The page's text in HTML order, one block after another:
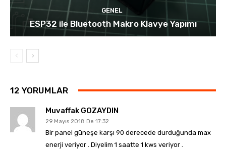
GENEL
ESP32 ile Bluetooth Makro Klavye Yapımı
12 YORUMLAR
Muvaffak GOZAYDIN
29 Mayıs 2018 De 17:32
Bir panel güneşe karşı 90 derecede durduğunda max
enerji veriyor . Diyelim 1 saatte 1 kws veriyor .